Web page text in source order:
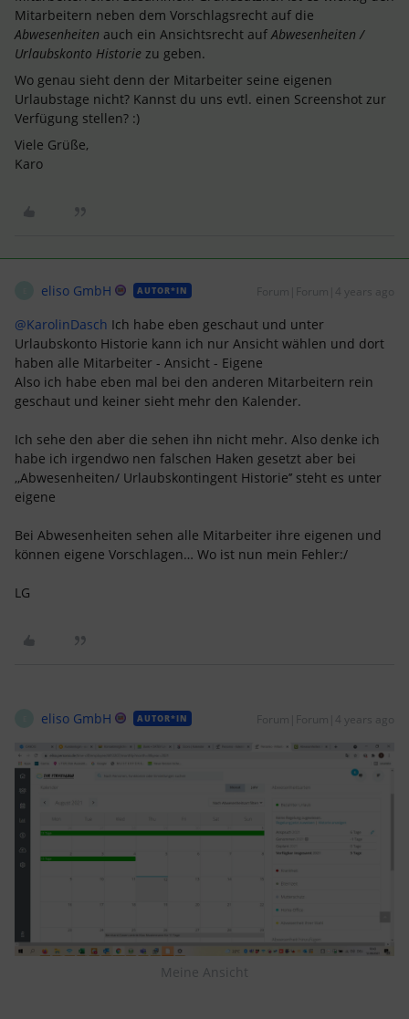
Mitarbeitern neben dem Vorschlagsrecht auf die
Abwesenheiten auch ein Ansichtsrecht aufAbwesenheiten /
Urlaubskonto Historie zu geben.
Wo genau sieht denn der Mitarbeiter seine eigenen
Urlaubstage nicht? Kannst du uns evtl. einen Screenshot zur
Verfügung stellen? :)
Viele Grüße,
Karo
eliso GmbH AUTOR*IN Forum|Forum|4 years ago
@KarolinDasch Ich habe eben geschaut und unter
Urlaubskonto Historie kann ich nur Ansicht wählen und dort
haben alle Mitarbeiter - Ansicht - Eigene
Also ich habe eben mal bei den anderen Mitarbeitern rein
geschaut und keiner sieht mehr den Kalender.
Ich sehe den aber die sehen ihn nicht mehr. Also denke ich
habe ich irgendwo nen falschen Haken gesetzt aber bei
,,Abwesenheiten/ Urlaubskontingent Historie’’ steht es unter
eigene
Bei Abwesenheiten sehen alle Mitarbeiter ihre eigenen und
können eigene Vorschlagen… Wo ist nun mein Fehler:/
LG
eliso GmbH AUTOR*IN Forum|Forum|4 years ago
Meine Ansicht